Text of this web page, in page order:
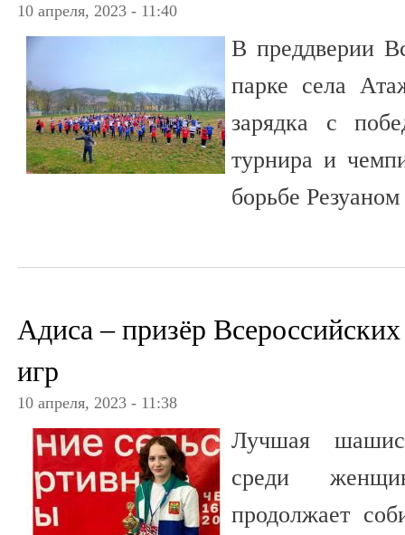
10 апреля, 2023 - 11:40
В преддверии
парке села
зарядка с
турнира и
борьбе
Адиса – призёр
игр
10 апреля, 2023 - 11:38
Лучшая
среди
продолжает